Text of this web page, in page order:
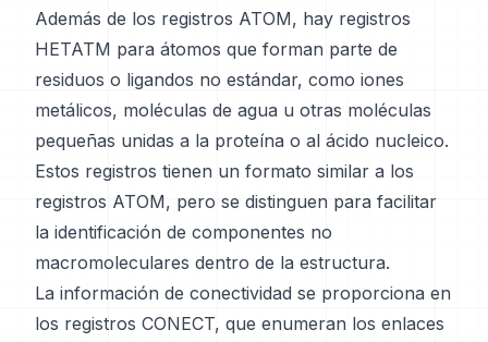
Además de los registros ATOM, hay registros
HETATM para átomos que forman parte de
residuos o ligandos no estándar, como iones
metálicos, moléculas de agua u otras moléculas
pequeñas unidas a la proteína o al ácido nucleico.
Estos registros tienen un formato similar a los
registros ATOM, pero se distinguen para facilitar
la identificación de componentes no
macromoleculares dentro de la estructura.
La información de conectividad se proporciona en
los registros CONECT, que enumeran los enlaces